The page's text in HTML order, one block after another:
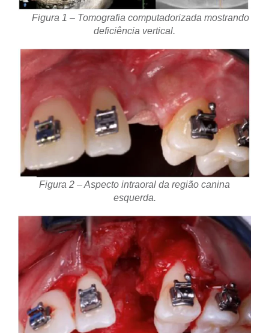
Figura 1 – Tomografia computadorizada mostrando
deficiência vertical.
Figura 2 – Aspecto intraoral da região canina
esquerda.